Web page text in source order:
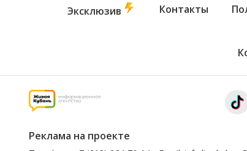
Эксклюзив Контакты
Реклама на проекте